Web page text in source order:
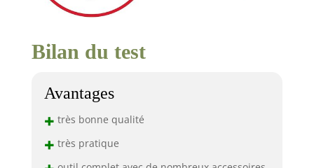
Bilan du test
Avantages
+ très bonne qualité
+ très pratique